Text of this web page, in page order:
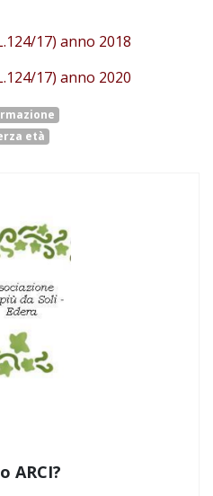
17) anno 2018
17) anno 2020
età
ARCI?